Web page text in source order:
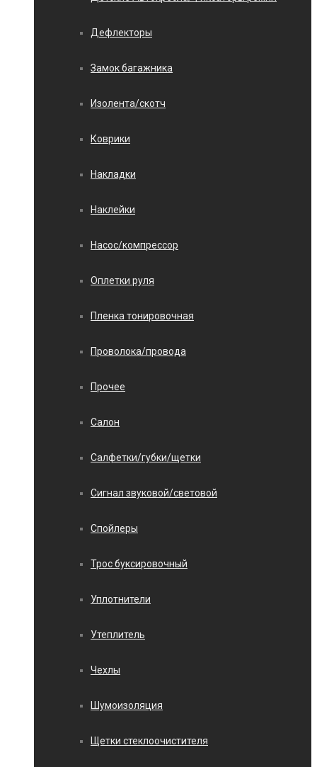
Дефлекторы
Замок багажника
Изолента/скотч
Коврики
Накладки
Наклейки
Насос/компрессор
Оплетки руля
Пленка тонировочная
Проволока/провода
Прочее
Салон
Салфетки/губки/щетки
Сигнал звуковой/световой
Спойлеры
Трос буксировочный
Уплотнители
Утеплитель
Чехлы
Шумоизоляция
Щетки стеклоочистителя